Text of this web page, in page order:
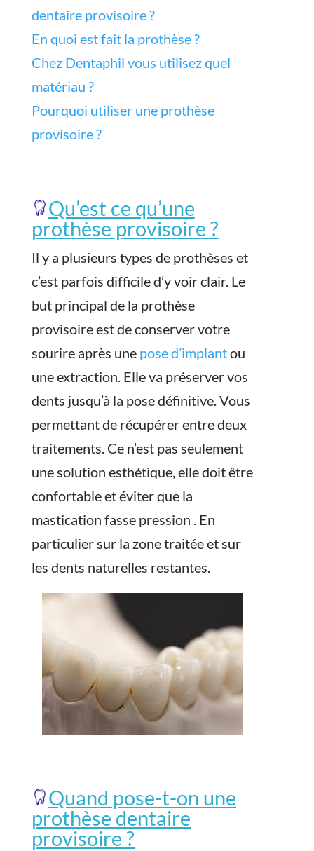
dentaire provisoire ?
En quoi est fait la prothèse ?
Chez Dentaphil vous utilisez quel
matériau ?
Pourquoi utiliser une prothèse
provisoire ?
Qu’est ce qu’une
prothèse provisoire ?
Il y a plusieurs types de prothèses et
c’est parfois difficile d’y voir clair. Le
but principal de la prothèse
provisoire est de conserver votre
sourire après une pose d’implantou
une extraction. Elle va préserver vos
dents jusqu’à la pose définitive. Vous
permettant de récupérer entre deux
traitements. Ce n’est pas seulement
une solution esthétique, elle doit être
confortable et éviter que la
mastication fasse pression . En
particulier sur la zone traitée et sur
les dents naturelles restantes.
Quand pose-t-on une
prothèse dentaire
provisoire ?